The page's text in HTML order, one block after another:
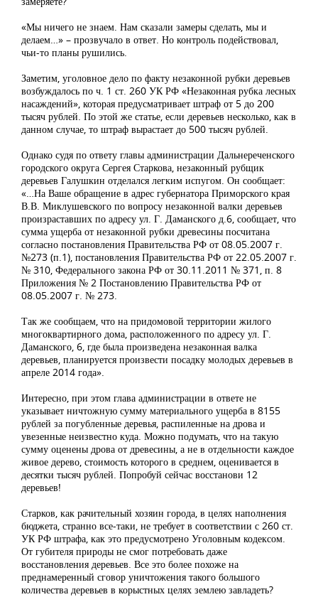
«Мы ничего не знаем. Нам сказали замеры сделать, мы и
делаем…» – прозвучало в ответ. Но контроль подействовал,
чьи-то планы рушились.
Заметим, уголовное дело по факту незаконной рубки деревьев
возбуждалось по ч. 1 ст. 260 УК РФ «Незаконная рубка лесных
насаждений», которая предусматривает штраф от 5 до 200
тысяч рублей. По этой же статье, если деревьев несколько, как в
данном случае, то штраф вырастает до 500 тысяч рублей.
Однако судя по ответу главы администрации Дальнереченского
городского округа Сергея Старкова, незаконный рубщик
деревьев Галушкин отделался легким испугом. Он сообщает:
«…На Ваше обращение в адрес губернатора Приморского края
В.В. Миклушевского по вопросу незаконной валки деревьев
произраставших по адресу ул. Г. Даманского д.6, сообщает, что
сумма ущерба от незаконной рубки древесины посчитана
согласно постановления Правительства РФ от 08.05.2007 г.
№273 (п.1), постановления Правительства РФ от 22.05.2007 г.
№ 310, Федерального закона РФ от 30.11.2011 № 371, п. 8
Приложения № 2 Постановлению Правительства РФ от
08.05.2007 г. № 273.
Так же сообщаем, что на придомовой территории жилого
многоквартирного дома, расположенного по адресу ул. Г.
Даманского, 6, где была произведена незаконная валка
деревьев, планируется произвести посадку молодых деревьев в
апреле 2014 года».
Интересно, при этом глава администрации в ответе не
указывает ничтожную сумму материального ущерба в 8155
рублей за погубленные деревья, распиленные на дрова и
увезенные неизвестно куда. Можно подумать, что на такую
сумму оценены дрова от древесины, а не в отдельности каждое
живое дерево, стоимость которого в среднем, оценивается в
десятки тысяч рублей. Попробуй сейчас восстанови 12
деревьев!
Старков, как рачительный хозяин города, в целях наполнения
бюджета, странно все-таки, не требует в соответствии с 260 ст.
УК РФ штрафа, как это предусмотрено Уголовным кодексом.
От губителя природы не смог потребовать даже
восстановления деревьев. Все это более похоже на
преднамеренный сговор уничтожения такого большого
количества деревьев в корыстных целях землею завладеть?